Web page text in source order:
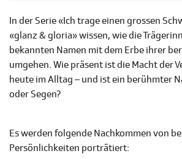
In der Serie «Ich trage einen grossen
«glanz & gloria» wissen, wie die
bekannten Namen mit dem Erbe ihrer
umgehen. Wie präsent ist die Macht der
heute im Alltag – und ist ein berühmter
oder Segen?
Es werden folgende Nachkommen von
Persönlichkeiten porträtiert: